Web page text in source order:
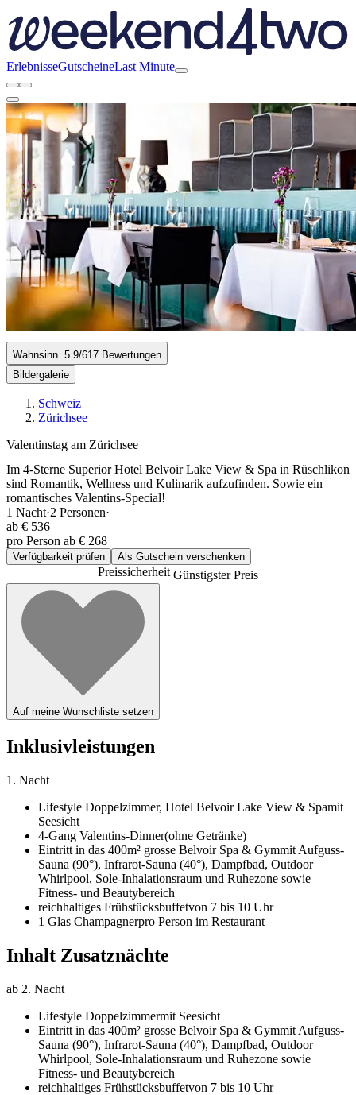
ErlebnisseGutscheineLast Minute
Wahnsinn 5.9/617 Bewertungen
Bildergalerie
Schweiz
Zürichsee
Valentinstag am Zürichsee
Im 4-Sterne Superior Hotel Belvoir Lake View & Spa in Rüschlikon
sind Romantik, Wellness und Kulinarik aufzufinden. Sowie ein
romantisches Valentins-Special!
1 Nacht·2 Personen·
ab € 536
pro Person ab € 268
Verfügbarkeit prüfen Als Gutschein verschenken
PreissicherheitGünstigster Preis
Auf meine Wunschliste setzen
Inklusivleistungen
1. Nacht
Lifestyle Doppelzimmer, Hotel Belvoir Lake View & Spamit
Seesicht
4-Gang Valentins-Dinner(ohne Getränke)
Eintritt in das 400m² grosse Belvoir Spa & Gymmit Aufguss-
Sauna (90°), Infrarot-Sauna (40°), Dampfbad, Outdoor
Whirlpool, Sole-Inhalationsraum und Ruhezone sowie
Fitness- und Beautybereich
reichhaltiges Frühstücksbuffetvon 7 bis 10 Uhr
1 Glas Champagnerpro Person im Restaurant
Inhalt Zusatznächte
ab 2. Nacht
Lifestyle Doppelzimmermit Seesicht
Eintritt in das 400m² grosse Belvoir Spa & Gymmit Aufguss-
Sauna (90°), Infrarot-Sauna (40°), Dampfbad, Outdoor
Whirlpool, Sole-Inhalationsraum und Ruhezone sowie
Fitness- und Beautybereich
reichhaltiges Frühstücksbuffetvon 7 bis 10 Uhr